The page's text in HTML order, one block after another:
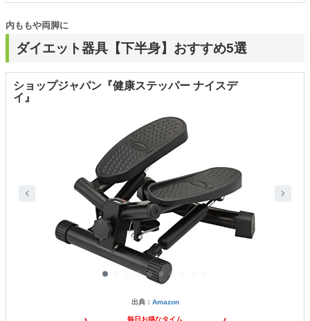
ダイエット器具【下半身】おすすめ5選
内ももや両脚に
ショップジャパン『健康ステッパー ナイスデ
イ』
出典： Amazon
毎日お得なタイム